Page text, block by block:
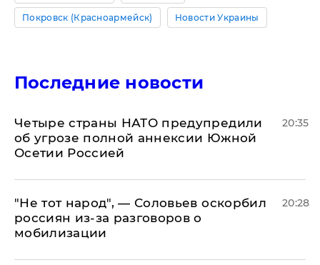
Покровск (Красноармейск) Новости Украины
Последние новости
Четыре страны НАТО предупредили
об угрозе полной аннексии Южной
Осетии Россией
20:35
​"Не тот народ", — Соловьев оскорбил
россиян из-за разговоров о
мобилизации
20:28